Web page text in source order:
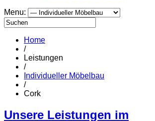
Menu:
Home
/
Leistungen
/
Individueller Möbelbau
/
Cork
Unsere Leistungen im